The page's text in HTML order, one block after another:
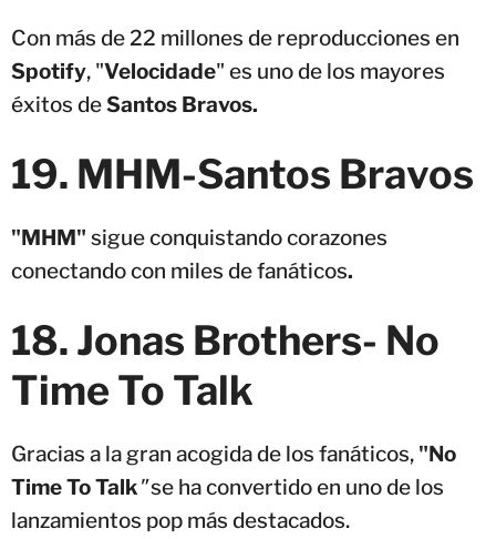
Con más de 22 millones de reproducciones en
Spotify, "Velocidade" es uno de los mayores
éxitos deSantos Bravos.
19. MHM-Santos Bravos
"MHM" sigue conquistando corazones
conectando con miles de fanáticos.
18. Jonas Brothers- No
Time To Talk
Gracias a la gran acogida de los fanáticos, "No
Time To Talk"se ha convertido en uno de los
lanzamientos pop más destacados.